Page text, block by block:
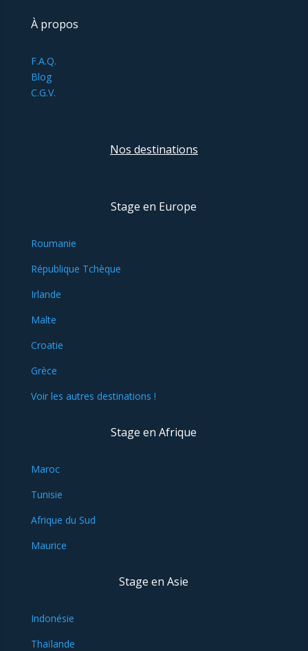
À propos
F.A.Q.
Blog
C.G.V.
Nos destinations
Stage en Europe
Roumanie
République Tchèque
Irlande
Malte
Croatie
Grèce
Voir les autres destinations !
Stage en Afrique
Maroc
Tunisie
Afrique du Sud
Maurice
Stage en Asie
Indonésie
Thaïlande